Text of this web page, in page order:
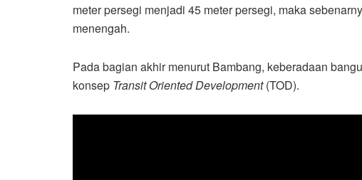
meter persegi menjadi 45 meter persegi, maka
menengah.
Pada bagian akhir menurut Bambang, keberadaan
konsep Transit Oriented Development(TOD).